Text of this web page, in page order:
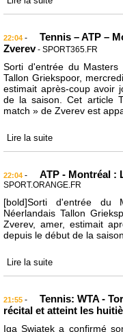
22:04 -
Tennis – ATP –
Zverev - SPORT365.FR
Sorti d'entrée du
Tallon Griekspoor,
estimait après-coup avoir
de la saison. Cet article
match » de Zverev est
Lire la suite
22:04 - ATP - Montréal :
SPORT.ORANGE.FR
[bold]Sorti d'entrée
Néerlandais Tallon
Zverev, amer, estimait
depuis le début de la
Lire la suite
21:55 -
Tennis: WTA -
récital et atteint les
Iga Swiatek a confirmé